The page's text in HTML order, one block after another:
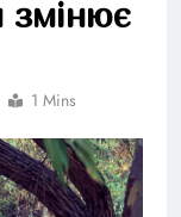
змінює
1 Mins